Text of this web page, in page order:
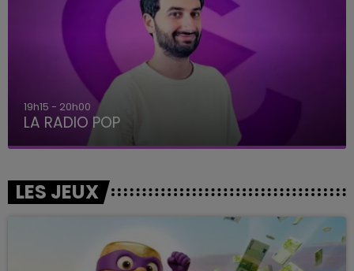
5h00 - 6h00
LE BEST OF DE LA FAMILLE CHAMPAGNE FM
LES JEUX